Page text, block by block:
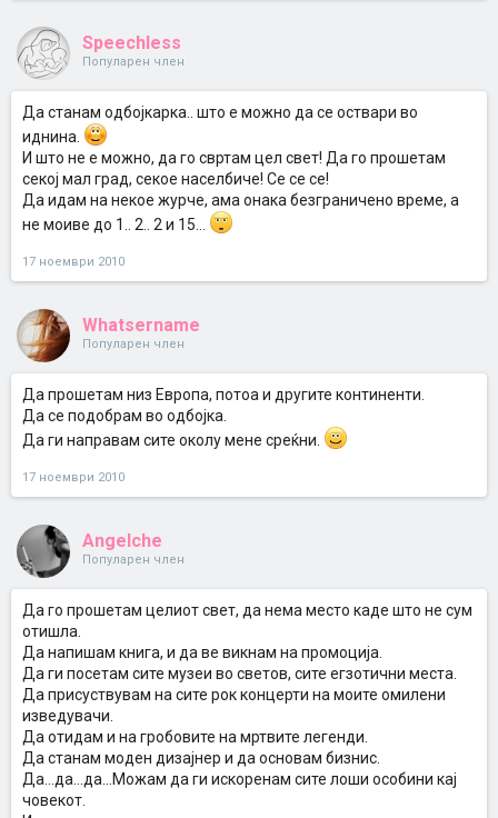
Speechless
Популарен член
Да станам одбојкарка.. што е можно да се оствари во
иднина.
И што не е можно, да го свртам цел свет! Да го прошетам
секој мал град, секое населбиче! Се се се!
Да идам на некое журче, ама онака безграничено време, а
не моиве до 1.. 2.. 2 и 15...
17 ноември 2010
Whatsername
Популарен член
Да прошетам низ Европа, потоа и другите континенти.
Да се подобрам во одбојка.
Да ги направам сите околу мене среќни.
17 ноември 2010
Angelche
Популарен член
Да го прошетам целиот свет, да нема место каде што не сум
отишла.
Да напишам книга, и да ве викнам на промоција.
Да ги посетам сите музеи во светов, сите егзотични места.
Да присуствувам на сите рок концерти на моите омилени
изведувачи.
Да отидам и на гробовите на мртвите легенди.
Да станам моден дизајнер и да основам бизнис.
Да...да...да...Можам да ги искоренам сите лоши особини кај
човекот.